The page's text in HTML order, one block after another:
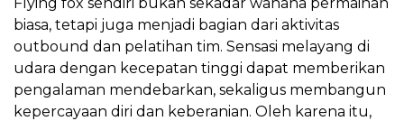
biasa, tetapi juga menjadi bagian dari aktivitas
outbound dan pelatihan tim. Sensasi melayang di
udara dengan kecepatan tinggi dapat memberikan
pengalaman mendebarkan, sekaligus membangun
kepercayaan diri dan keberanian. Oleh karena itu,